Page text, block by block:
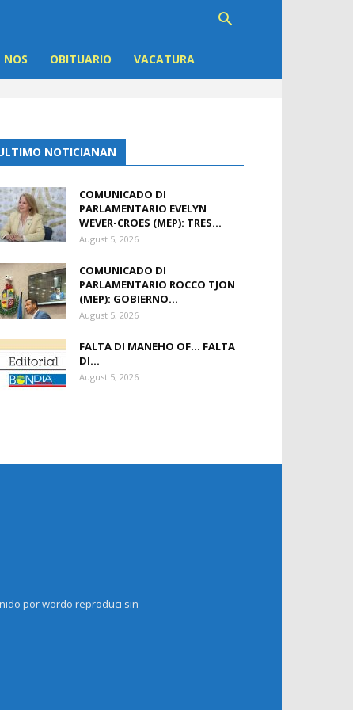
NOS OBITUARIO VACATURA
NOTICIANAN
COMUNICADO DI
PARLAMENTARIO EVELYN
WEVER-CROES (MEP): TRES...
August 5, 2026
COMUNICADO DI
PARLAMENTARIO ROCCO TJON
(MEP): GOBIERNO...
August 5, 2026
FALTA DI MANEHO OF… FALTA
DI...
August 5, 2026
por wordo reproduci sin